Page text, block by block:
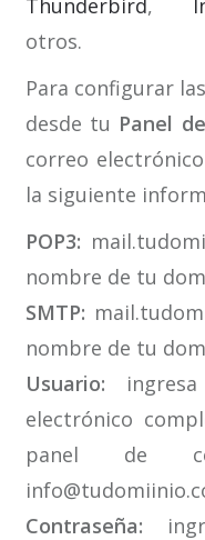
Thunderbird,
otros.
Para configurar
desde tu Panel
correo
la siguiente
POP3:
nombre de tu
SMTP:
nombre de tu
Usuario:
ingresa
electrónico
panel de
Contraseña: